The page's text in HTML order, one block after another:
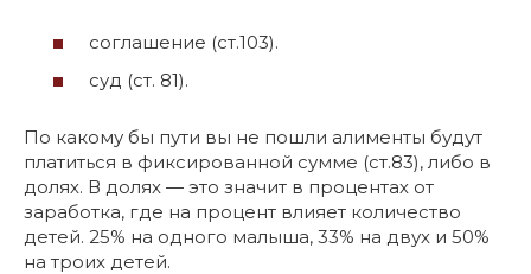
соглашение (ст.103).
суд (ст. 81).
По какому бы пути вы не пошли алименты будут
платиться в фиксированной сумме (ст.83), либо в
долях. В долях — это значит в процентах от
заработка, где на процент влияет количество
детей. 25% на одного малыша, 33% на двух и 50%
на троих детей.